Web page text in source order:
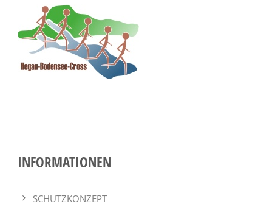
INFORMATIONEN
SCHUTZKONZEPT